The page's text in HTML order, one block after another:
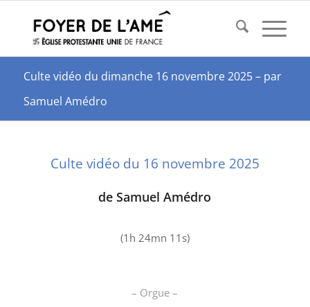
Culte vidéo du dimanche 16 novembre 2025 – par
Samuel Amédro
Culte vidéo du 16 novembre 2025
deSamuel Amédro
(1h 24mn 11s)
– Orgue –